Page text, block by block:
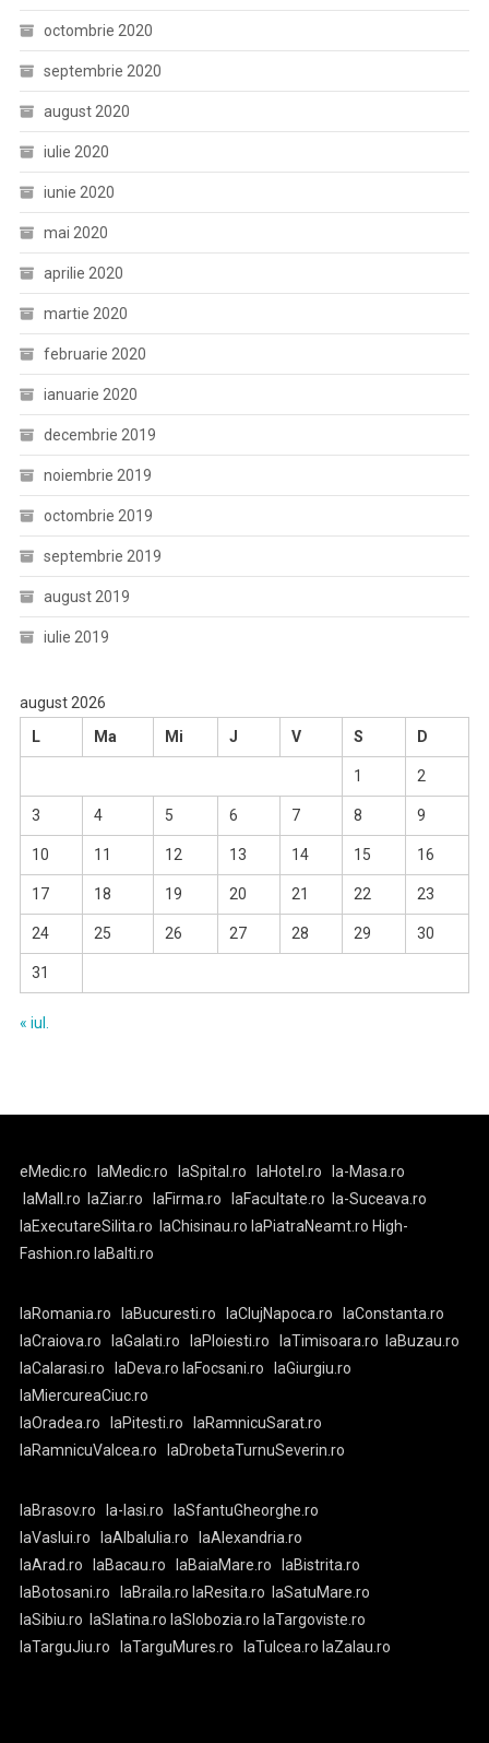
octombrie 2020
septembrie 2020
august 2020
iulie 2020
iunie 2020
mai 2020
aprilie 2020
martie 2020
februarie 2020
ianuarie 2020
decembrie 2019
noiembrie 2019
octombrie 2019
septembrie 2019
august 2019
iulie 2019
august 2026
L
Ma Mi J V S D
1 2
3 4 5 6 7 8 9
10 11 12 13 14 15 16
17 18 19 20 21 22 23
24 25 26 27 28 29 30
31
« iul.
eMedic.ro laMedic.ro laSpital.ro laHotel.ro
la-Masa.ro
laMall.ro
laZiar.ro laFirma.ro laFacultate.ro
la-Suceava.ro
laExecutareSilita.ro
laChisinau.ro laPiatraNeamt.ro High-
Fashion.ro laBalti.ro
laRomania.ro laBucuresti.ro laClujNapoca.ro
laConstanta.ro
laCraiova.ro
laGalati.ro laPloiesti.ro laTimisoara.ro
laBuzau.ro
laCalarasi.ro
laDeva.ro laFocsani.ro
laGiurgiu.ro
laMiercureaCiuc.ro
laOradea.ro
laPitesti.ro
laRamnicuSarat.ro
laRamnicuValcea.ro
laDrobetaTurnuSeverin.ro
laBrasov.ro la-Iasi.ro
laSfantuGheorghe.ro
laVaslui.ro
laAlbaIulia.ro
laAlexandria.ro
laArad.ro
laBacau.ro laBaiaMare.ro
laBistrita.ro
laBotosani.ro
laBraila.ro laResita.ro
laSatuMare.ro
laSibiu.ro
laSlatina.ro laSlobozia.ro laTargoviste.ro
laTarguJiu.ro
laTarguMures.ro laTulcea.ro laZalau.ro